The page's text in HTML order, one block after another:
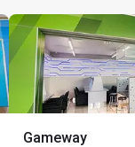
能進入貴賓室
Gameway